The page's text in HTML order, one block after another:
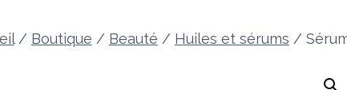
/ Boutique / Beauté / Huiles et sérums /